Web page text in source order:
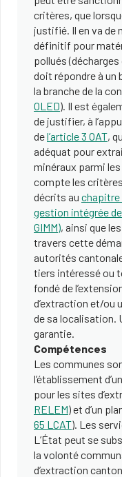
critères, que
justifié. Il en va de
définitif pour
pollués (décharges
doit répondre à un
la branche de la
OLED). Il est
de justifier, à
del’article 3 OAT,
adéquat pour
minéraux parmi
compte les
décrits au chapitre
gestion intégrée
GIMM), ainsi que
travers cette
autorités
tiers intéressé ou
fondé de
d’extraction et/ou
de sa localisation.
garantie.
Compétences
Les communes
l’établissement
pour les sites
RELEM) et d’un
65 LCAT). Les
L’État peut se
la volonté
d’extraction